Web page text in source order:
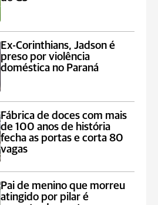
Ex-Corinthians, Jadson é
preso por violência
doméstica no Paraná
Fábrica de doces com mais
de 100 anos de história
fecha as portas e corta 80
vagas
Pai de menino que morreu
atingido por pilar é